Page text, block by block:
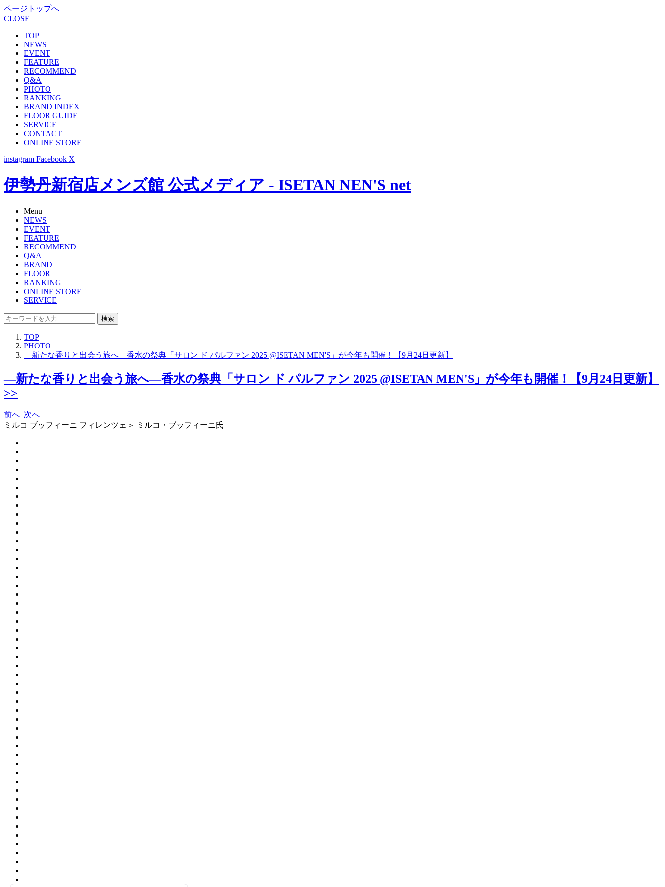
ページトップへ
CLOSE
TOP
NEWS
EVENT
FEATURE
RECOMMEND
Q&A
PHOTO
RANKING
BRAND INDEX
FLOOR GUIDE
SERVICE
CONTACT
ONLINE STORE
instagram Facebook X
伊勢丹新宿店メンズ館 公式メディア - ISETAN NEN'S net
Menu
NEWS
EVENT
FEATURE
RECOMMEND
Q&A
BRAND
FLOOR
RANKING
ONLINE STORE
SERVICE
検索
TOP
PHOTO
―新たな香りと出会う旅へ―香水の祭典「サロン ド パルファン 2025 @ISETAN MEN'S」が今年も開催！【9月24日更新】
―新たな香りと出会う旅へ―香水の祭典「サロン ド パルファン 2025 @ISETAN MEN'S」が今年も開催！【9月24日更新】
>>
前へ 次へ
ミルコ ブッフィーニ フィレンツェ＞ ミルコ・ブッフィーニ氏